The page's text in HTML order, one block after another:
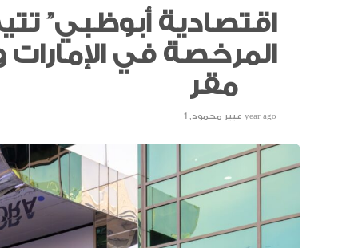
المرخصة في الإمارات
مقر
عبير محمود, 1 year ago